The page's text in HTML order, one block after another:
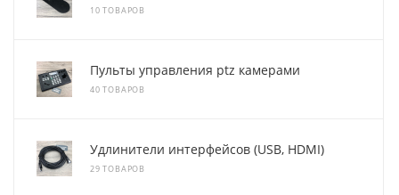
10 ТОВАРОВ
Пульты управления ptz камерами
40 ТОВАРОВ
Удлинители интерфейсов (USB, HDMI)
29 ТОВАРОВ